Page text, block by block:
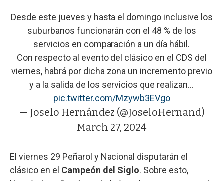
Desde este jueves y hasta el domingo inclusive los
suburbanos funcionarán con el 48 % de los
servicios en comparación a un día hábil.
Con respecto al evento del clásico en el CDS del
viernes, habrá por dicha zona un incremento previo
y a la salida de los servicios que realizan…
pic.twitter.com/Mzywb3EVgo
— Joselo Hernández (@JoseloHernand)
March 27, 2024
El viernes 29 Peñarol y Nacional disputarán el
clásico en el Campeón del Siglo. Sobre esto,